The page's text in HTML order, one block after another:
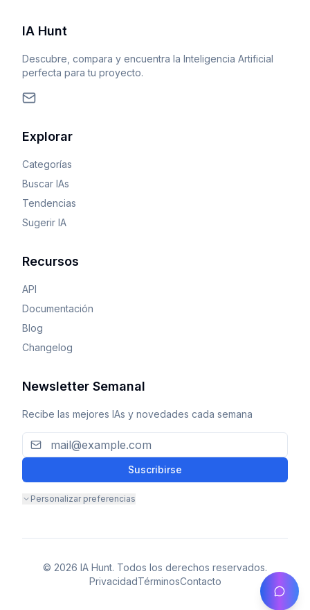
IA Hunt
Descubre, compara y encuentra la Inteligencia Artificial
perfecta para tu proyecto.
Explorar
Categorías
Buscar IAs
Tendencias
Sugerir IA
Recursos
API
Documentación
Blog
Changelog
Newsletter Semanal
Recibe las mejores IAs y novedades cada semana
Suscribirse
Personalizar preferencias
© 2026 IA Hunt. Todos los derechos reservados.
PrivacidadTérminosContacto